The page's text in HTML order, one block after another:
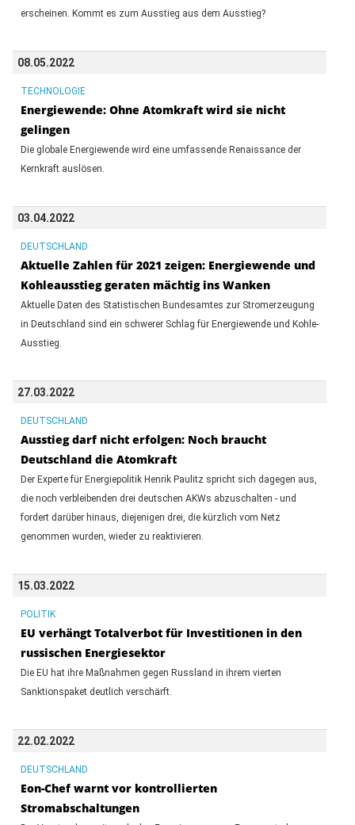
erscheinen. Kommt es zum Ausstieg aus dem Ausstieg?
08.05.2022
TECHNOLOGIE
Energiewende: Ohne Atomkraft wird sie nicht
gelingen
Die globale Energiewende wird eine umfassende Renaissance der
Kernkraft auslösen.
03.04.2022
DEUTSCHLAND
Aktuelle Zahlen für 2021 zeigen: Energiewende und
Kohleausstieg geraten mächtig ins Wanken
Aktuelle Daten des Statistischen Bundesamtes zur Stromerzeugung
in Deutschland sind ein schwerer Schlag für Energiewende und Kohle-
Ausstieg.
27.03.2022
DEUTSCHLAND
Ausstieg darf nicht erfolgen: Noch braucht
Deutschland die Atomkraft
Der Experte für Energiepolitik Henrik Paulitz spricht sich dagegen aus,
die noch verbleibenden drei deutschen AKWs abzuschalten - und
fordert darüber hinaus, diejenigen drei, die kürzlich vom Netz
genommen wurden, wieder zu reaktivieren.
15.03.2022
POLITIK
EU verhängt Totalverbot für Investitionen in den
russischen Energiesektor
Die EU hat ihre Maßnahmen gegen Russland in ihrem vierten
Sanktionspaket deutlich verschärft.
22.02.2022
DEUTSCHLAND
Eon-Chef warnt vor kontrollierten
Stromabschaltungen